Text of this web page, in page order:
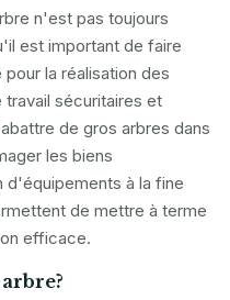
n'est pas toujours
est important de faire
la réalisation des
sécuritaires et
de gros arbres dans
les biens
d'équipements à la fine
de mettre à terme
efficace.